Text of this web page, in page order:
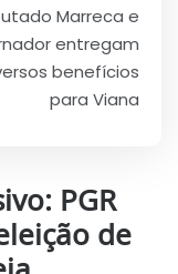
Marreca e
entregam
benefícios
para Viana
PGR
de